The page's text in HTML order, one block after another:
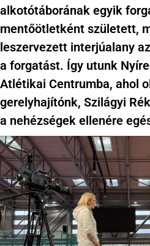
alkotótáborának egyik
mentőötletként született,
leszervezett interjúalany
a forgatást. Így utunk
Atlétikai Centrumba, ahol
gerelyhajítónk, Szilágyi
a nehézségek ellenére